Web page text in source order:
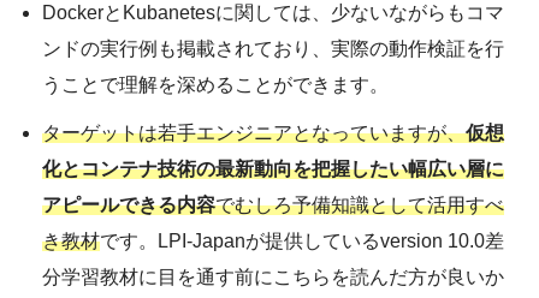
DockerとKubanetesに関しては、少ないながらもコマ
ンドの実行例も掲載されており、実際の動作検証を行
うことで理解を深めることができます。
ターゲットは若手エンジニアとなっていますが、仮想
化とコンテナ技術の最新動向を把握したい幅広い層に
アピールできる内容でむしろ予備知識として活用すべ
き教材です。LPI-Japanが提供しているversion 10.0差
分学習教材に目を通す前にこちらを読んだ方が良いか